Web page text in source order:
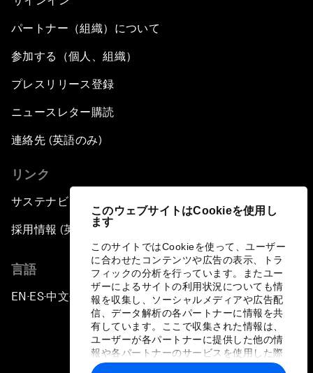
このウェブサイトはCookieを使用し
ます
このサイトではCookieを使って、ユーザー
に合わせたコンテンツや広告の表示、トラ
フィックの分析を行っています。またユー
ザーによるサイトの利用状況についても情
報を収集し、ソーシャルメディアや広告配
信、データ解析の各パートナーに情報を共
有しています。ここで収集された情報は、
ユーザーが各パートナーに提供した他の情
報や各パートナーのサービスを使用した際
に収集された情報と組み合わされ、各パー
パートナー（組織）について
参加する（個人、組織）
プレスリリース登録
ニュースレター購読
連絡先 (英語のみ)
リンク
サステナビリティへの取り組み
採用情報 (英語のみ)
言語
EN ▪ES▪中文▪ 日本語